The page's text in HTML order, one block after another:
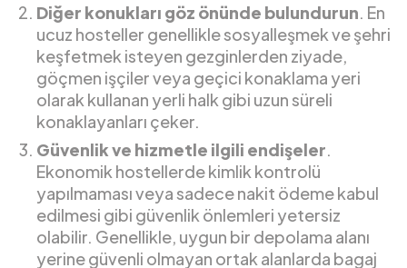
Diğer konukları göz önünde bulundurun. En
ucuz hosteller genellikle sosyalleşmek ve şehri
keşfetmek isteyen gezginlerden ziyade,
göçmen işçiler veya geçici konaklama yeri
olarak kullanan yerli halk gibi uzun süreli
konaklayanları çeker.
Güvenlik ve hizmetle ilgili endişeler.
Ekonomik hostellerde kimlik kontrolü
yapılmaması veya sadece nakit ödeme kabul
edilmesi gibi güvenlik önlemleri yetersiz
olabilir. Genellikle, uygun bir depolama alanı
yerine güvenli olmayan ortak alanlarda bagaj